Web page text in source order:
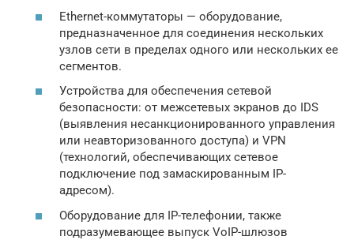
Ethernet-коммутаторы — оборудование,
предназначенное для соединения нескольких
узлов сети в пределах одного или нескольких ее
сегментов.
Устройства для обеспечения сетевой
безопасности: от межсетевых экранов до IDS
(выявления несанкционированного управления
или неавторизованного доступа) и VPN
(технологий, обеспечивающих сетевое
подключение под замаскированным IP-
адресом).
Оборудование для IP-телефонии, также
подразумевающее выпуск VoIP-шлюзов